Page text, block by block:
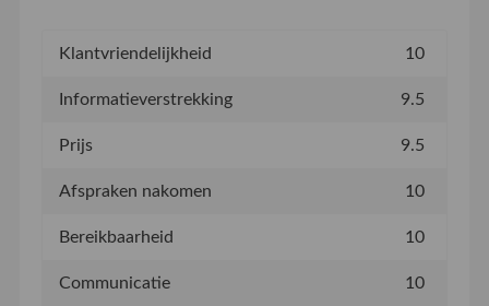
Klantvriendelijkheid 10
Informatieverstrekking 9.5
Prijs 9.5
Afspraken nakomen 10
Bereikbaarheid 10
Communicatie 10